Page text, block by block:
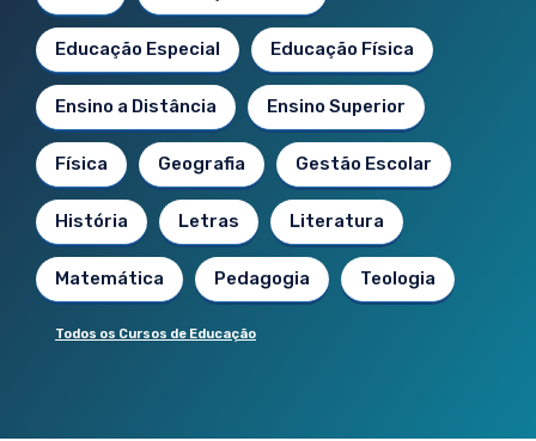
Educação Especial Educação Física
Ensino a Distância Ensino Superior
Física Geografia Gestão Escolar
História Letras Literatura
Matemática Pedagogia Teologia
Todos os Cursos de Educação